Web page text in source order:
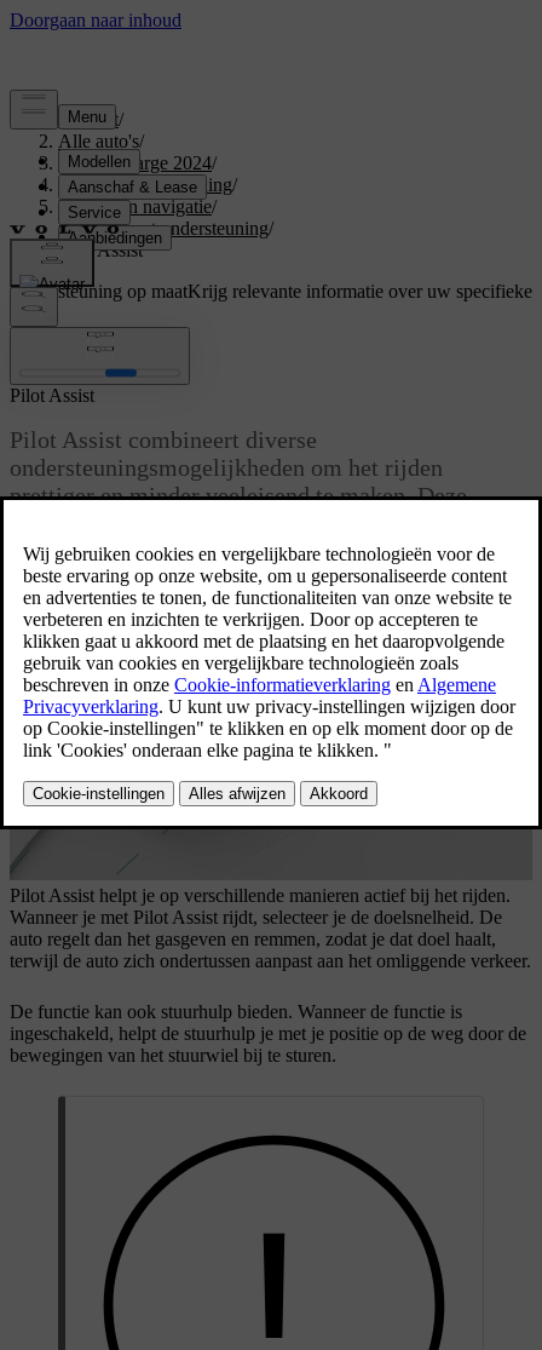
Support/
Alle auto's/
C40 Recharge 2024/
Gebruikershandleiding/
Rijhulp en navigatie/
Rijden met ondersteuning/
Pilot Assist
Ondersteuning op maatKrijg relevante informatie over uw specifieke
auto.
Bijgewerkt 04-04-2025
Pilot Assist
Pilot Assist combineert diverse
ondersteuningsmogelijkheden om het rijden
prettiger en minder veeleisend te maken. Deze
het handhaven van je snelheid en ondersteuning bij
het sturen bieden.
Pilot Assist helpt je op verschillende manieren actief bij het rijden.
Wanneer je met Pilot Assist rijdt, selecteer je de doelsnelheid. De
auto regelt dan het gasgeven en remmen, zodat je dat doel haalt,
terwijl de auto zich ondertussen aanpast aan het omliggende verkeer.
De functie kan ook stuurhulp bieden. Wanneer de functie is
ingeschakeld, helpt de stuurhulp je met je positie op de weg door de
bewegingen van het stuurwiel bij te sturen.